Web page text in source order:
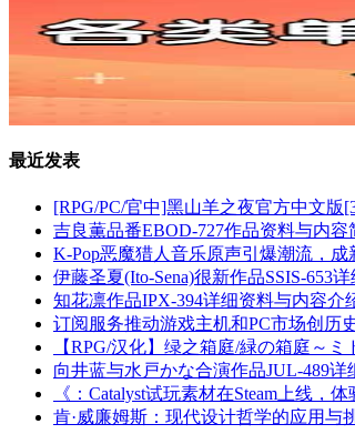
最近发表
[RPG/PC/官中]黑山羊之夜官方中文版
吉良薫品番EBOD-727作品资料与内容
K-Pop恶魔猎人音乐原声引爆潮流，
伊藤圣夏(Ito-Sena)很新作品SSIS-653
知花凛作品IPX-394详细资料与内容介
订阅服务推动游戏主机和PC市场创
【RPG/汉化】绿之箱庭/緑の箱庭～
向井蓝与水戸かな合演作品JUL-489详
《：Catalyst试玩素材在Steam上线，
肯·威廉姆斯：现代设计哲学的应用与